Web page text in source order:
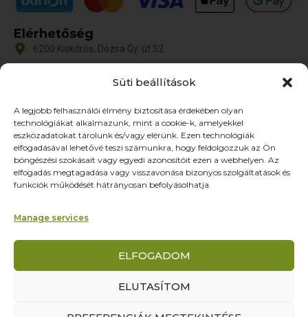
Süti beállítások
A legjobb felhasználói élmény biztosítása érdekében olyan
technológiákat alkalmazunk, mint a cookie-k, amelyekkel
eszközadatokat tárolunk és/vagy elérünk. Ezen technológiák
elfogadásával lehetővé teszi számunkra, hogy feldolgozzuk az Ön
böngészési szokásait vagy egyedi azonosítóit ezen a webhelyen. Az
elfogadás megtagadása vagy visszavonása bizonyos szolgáltatások és
funkciók működését hátrányosan befolyásolhatja.
Manage services
ELFOGADOM
ELUTASÍTOM
Elérhetőség
6200 Kiskőrös, Dózsa Gy. út 52.
Nyitvatartás
Hétfő-Péntek: 9:00-17:00
SZ–V: ZÁRVA
Oldalak
Termékek
Referenciák
Partnereknek
© Yourcontact Marketing és Reklámügynökség Kft. – Minden jog